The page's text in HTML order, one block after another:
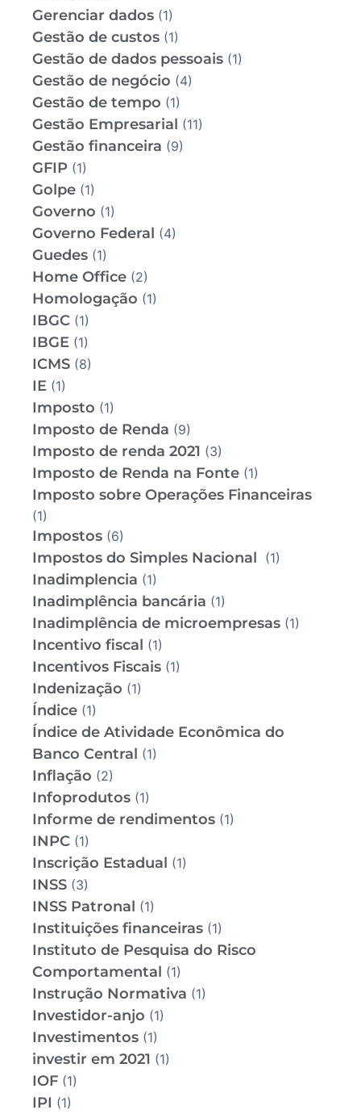
Gerenciar dados (1)
Gestão de custos (1)
Gestão de dados pessoais (1)
Gestão de negócio (4)
Gestão de tempo (1)
Gestão Empresarial (11)
Gestão financeira (9)
GFIP (1)
Golpe (1)
Governo (1)
Governo Federal (4)
Guedes (1)
Home Office (2)
Homologação (1)
IBGC (1)
IBGE (1)
ICMS (8)
IE (1)
Imposto (1)
Imposto de Renda (9)
Imposto de renda 2021 (3)
Imposto de Renda na Fonte (1)
Imposto sobre Operações Financeiras
(1)
Impostos (6)
Impostos do Simples Nacional (1)
Inadimplencia (1)
Inadimplência bancária (1)
Inadimplência de microempresas (1)
Incentivo fiscal (1)
Incentivos Fiscais (1)
Indenização (1)
Índice (1)
Índice de Atividade Econômica do
Banco Central (1)
Inflação (2)
Infoprodutos (1)
Informe de rendimentos (1)
INPC (1)
Inscrição Estadual (1)
INSS (3)
INSS Patronal (1)
Instituições financeiras (1)
Instituto de Pesquisa do Risco
Comportamental (1)
Instrução Normativa (1)
Investidor-anjo (1)
Investimentos (1)
investir em 2021 (1)
IOF (1)
IPI (1)